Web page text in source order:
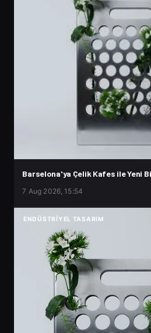
Barselona'ya Çelik Kafes ile Yeni
7 Aug 2026, 15:54
ENDÜSTRIYEL TASARIM